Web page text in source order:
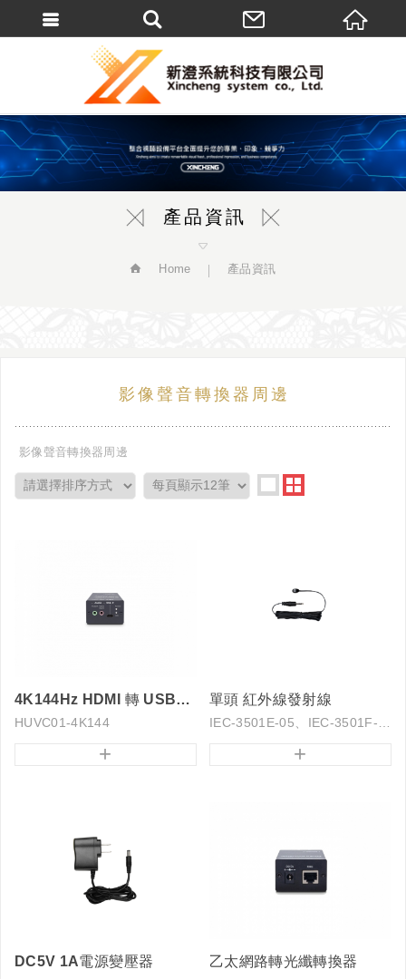
產品資訊
Home 產品資訊
影像聲音轉換器周邊
影像聲音轉換器周邊
4K144Hz HDMI 轉 USB3.2 Gen1 擷取盒
HUVC01-4K144
+
單頭 紅外線發射線
+
DC5V 1A電源變壓器 乙太網路轉光纖轉換器